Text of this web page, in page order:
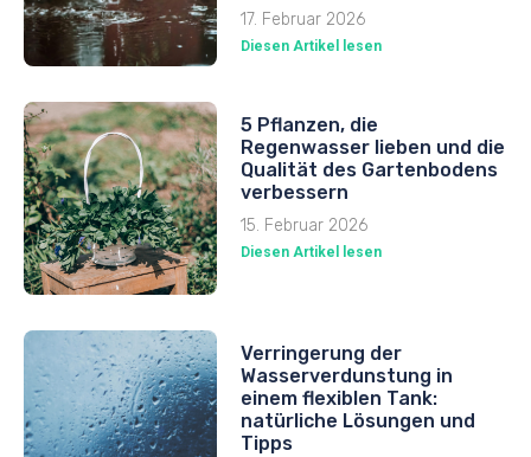
17. Februar 2026
Diesen Artikel lesen
5 Pflanzen, die
Regenwasser lieben und die
Qualität des Gartenbodens
verbessern
15. Februar 2026
Diesen Artikel lesen
Verringerung der
Wasserverdunstung in
einem flexiblen Tank:
natürliche Lösungen und
Tipps